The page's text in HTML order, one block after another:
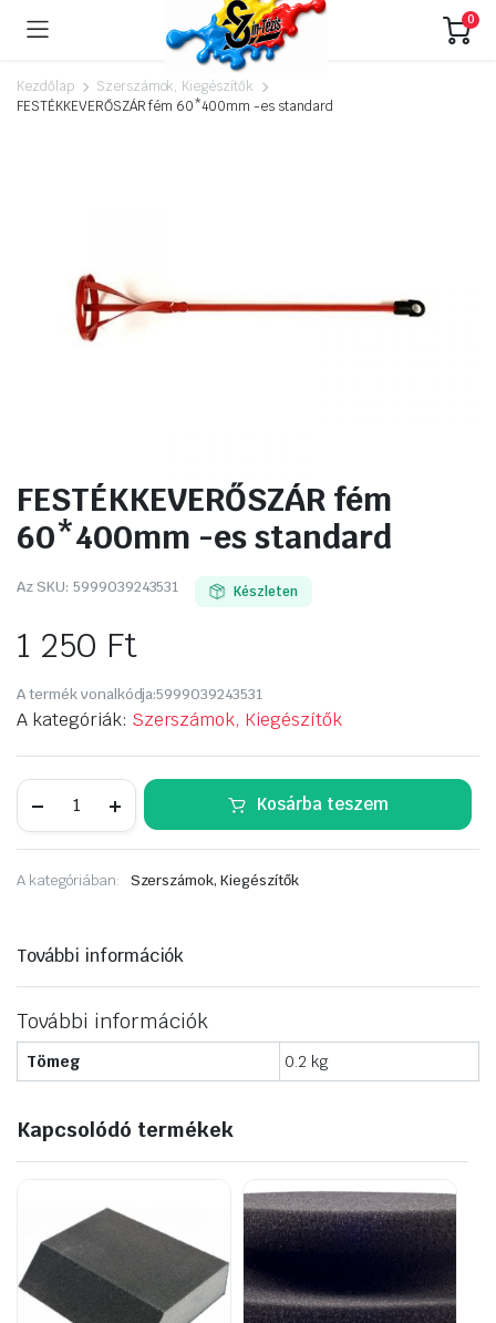
0
Kezdőlap
Szerszámok, Kiegészítők
FESTÉKKEVERŐSZÁR fém 60*400mm -es standard
FESTÉKKEVERŐSZÁR fém
60*400mm -es standard
Az SKU: 5999039243531 Készleten
1 250 Ft
A termék vonalkódja:5999039243531
A kategóriák: Szerszámok, Kiegészítők
FESTÉKKEVERŐSZÁR
fém
60*400mm
-
standard
Kosárba teszem
A kategóriában: Szerszámok, Kiegészítők
További információk
További információk
Tömeg 0.2 kg
Kapcsolódó termékek